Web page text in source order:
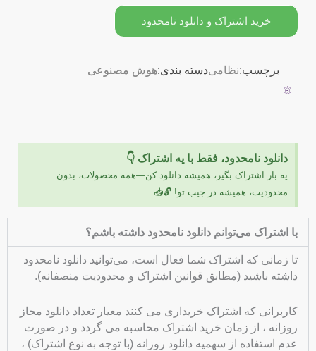
خرید اشتراک و دانلود نامحدود
برچسب:نظامیدسته بندی:هوش مصنوعی
دانلود نامحدود، فقط با یه اشتراک 👇
یه بار اشتراک بگیر، همیشه دانلود کن—همه محصولات، بدون
محدودیت، همیشه در جیب تو! 🔓📥
با اشتراک می‌توانم دانلود نامحدود داشته باشم؟
تا زمانی که اشتراک شما فعال است، می‌توانید دانلود نامحدود
داشته باشید (مطابق قوانین اشتراک و محدودیت منصفانه).
کاربرانی که اشتراک خریداری می کنند معیار تعداد دانلود مجاز
روزانه ، از زمان خرید اشتراک محاسبه می گردد و در صورت
عدم استفاده از سهمیه دانلود روزانه (با توجه به نوع اشتراک) ،